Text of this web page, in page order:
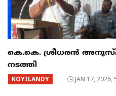
​കെ.കെ. ശ്രീധരൻ
നടത്തി
KOYILANDY JAN 17,